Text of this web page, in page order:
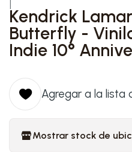
Kendrick
Butterfly -
Indie 10°
Agregar a la lista
Mostrar stock de